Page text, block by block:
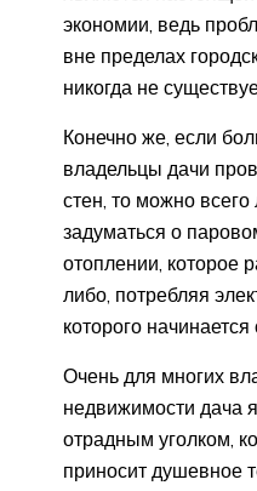
экономии, ведь
вне пределах
никогда не
Конечно же, если
владельцы дачи
стен, то можно
задуматься о
отоплении, которое
либо, потребляя
которого
Очень для многих
недвижимости дача
отрадным уголком,
приносит душевное